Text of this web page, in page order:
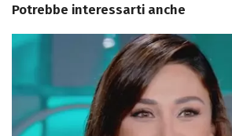
Potrebbe interessarti anche